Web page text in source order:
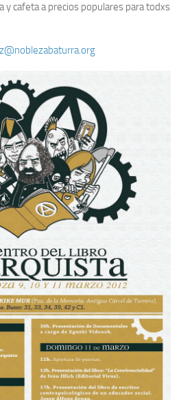
y cafeta a precios populares para todxs